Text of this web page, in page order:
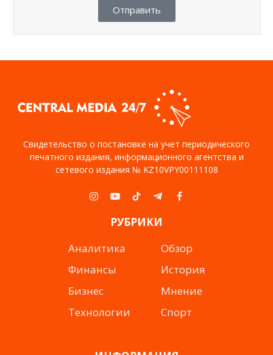
Отправить
Свидетельство о постановке на учет периодического
печатного издания, информационного агентства и
сетевого издания № KZ10VPY00111108
Instagram
YouTubeTikTokTelegramFacebook
РУБРИКИ
Аналитика
Финансы
Бизнес
Технологии
Обзор
История
Мнение
Спорт